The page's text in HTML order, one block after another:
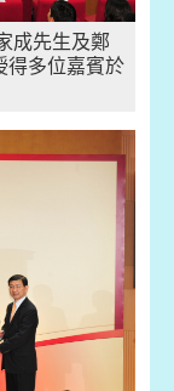
成先生及鄭
得多位嘉賓於